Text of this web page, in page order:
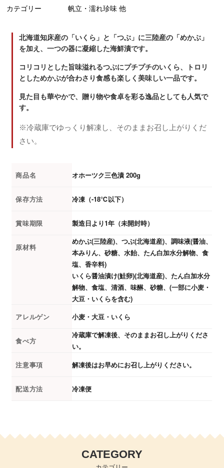
カテゴリー 帆立・濡れ珍味 他
北海道知床産の「いくら」と「つぶ」に三陸産の「めかぶ」
を加え、一つの器に凝縮した海鮮漬です。
コリコリとした旨味溢れるつぶにプチプチのいくら、トロリ
としためかぶが合わさり食感も楽しく美味しい一品です。
見た目も華やかで、贈り物や食卓を彩る逸品としても人気で
す。
※冷蔵庫でゆっくり解凍し、そのままお召し上がりくだ
さい。
商品名 オホーツク三色漬 200g
保存方法 冷凍（-18℃以下）
賞味期限 製造日より1年（未開封時）
原材料
めかぶ(三陸産)、つぶ(北海道産)、調味液(醤油、
本みりん、砂糖、水飴、たん白加水分解物、食
塩、香辛料)
いくら醤油漬け(鮭卵)(北海道産)、たん白加水分
解物、食塩、清酒、味醂、砂糖、(一部に小麦・
大豆・いくらを含む)
アレルゲン
小麦・大豆・いくら
食べ方
冷蔵庫で解凍後、そのままお召し上がりくださ
い。
注意事項
解凍後はお早めにお召し上がりください。
配送方法 冷凍便
CATEGORY